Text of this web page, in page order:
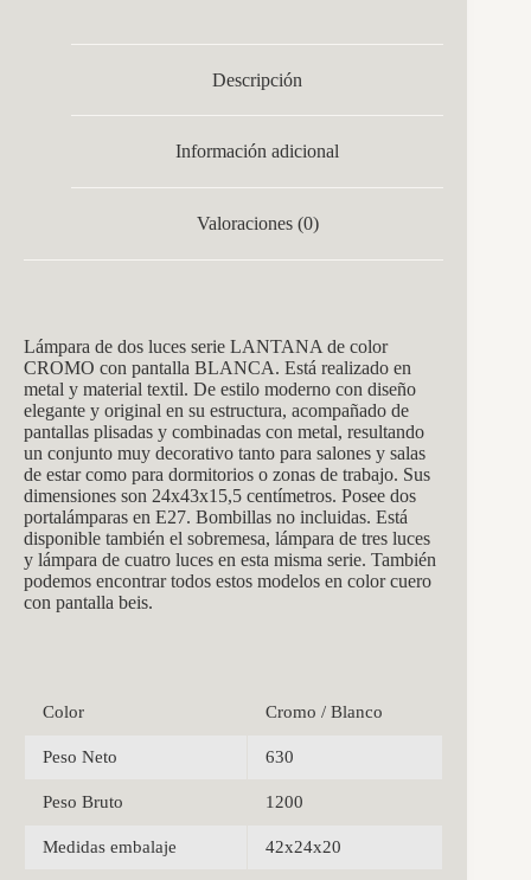
Descripción
Información adicional
Valoraciones (0)
Lámpara de dos luces serie LANTANA de color
CROMO con pantalla BLANCA. Está realizado en
metal y material textil. De estilo moderno con diseño
elegante y original en su estructura, acompañado de
pantallas plisadas y combinadas con metal, resultando
un conjunto muy decorativo tanto para salones y salas
de estar como para dormitorios o zonas de trabajo. Sus
dimensiones son 24x43x15,5 centímetros. Posee dos
portalámparas en E27. Bombillas no incluidas. Está
disponible también el sobremesa, lámpara de tres luces
y lámpara de cuatro luces en esta misma serie. También
podemos encontrar todos estos modelos en color cuero
con pantalla beis.
Color Cromo / Blanco
Peso Neto 630
Peso Bruto 1200
Medidas embalaje 42x24x20